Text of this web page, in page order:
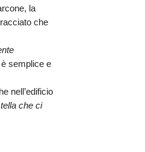
la
che
è semplice e
nell’edificio
che ci